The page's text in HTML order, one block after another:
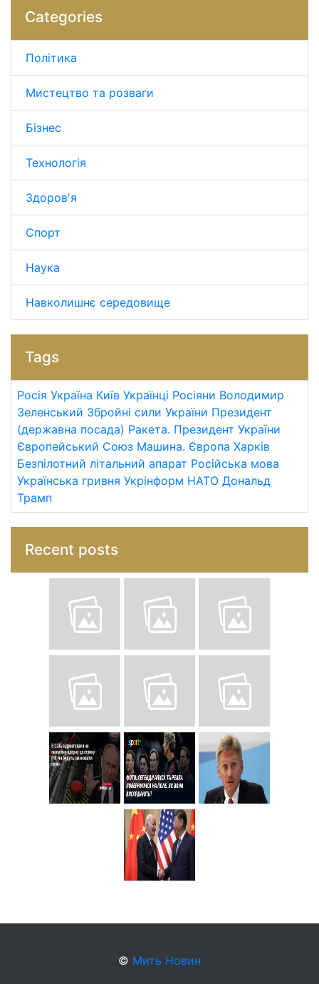
Categories
Політика
Мистецтво та розваги
Бізнес
Технологія
Здоров'я
Спорт
Наука
Навколишнє середовище
Tags
Росія Україна Київ Українці Росіяни Володимир
Зеленський Збройні сили України Президент
(державна посада) Ракета. Президент України
Європейський Союз Машина. Європа Харків
Безпілотний літальний апарат Російська мова
Українська гривня Укрінформ НАТО Дональд
Трамп
Recent posts
© Мить Новин